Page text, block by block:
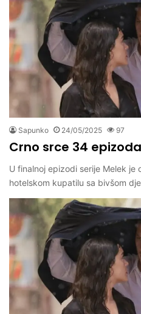
Sapunko 24/05/2025 97
Crno srce 34 epizoda
U finalnoj epizodi serije Melek je
hotelskom kupatilu sa bivšom